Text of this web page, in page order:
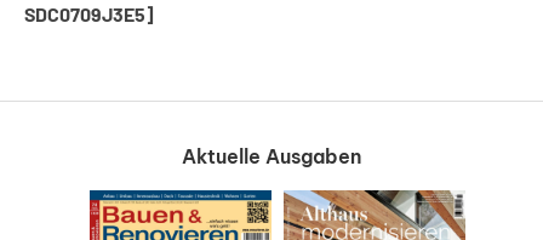
SDC0709J3E5]
Aktuelle Ausgaben